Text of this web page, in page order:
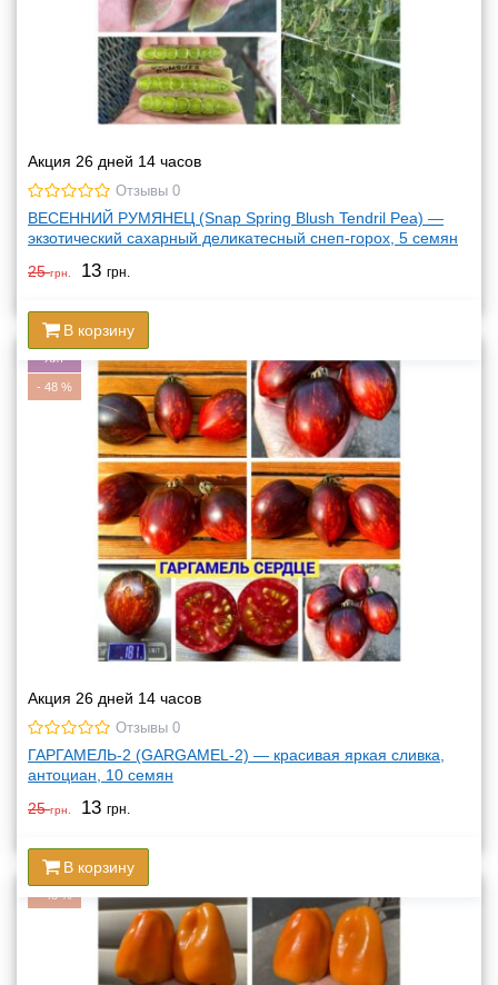
Акция 26 дней 14 часов
Отзывы 0
ВЕСЕННИЙ РУМЯНЕЦ (Snap Spring Blush Tendril Pea) —
экзотический сахарный деликатесный снеп-горох, 5 семян
25грн. 13 грн.
В корзину
Хит
-48%
Акция 26 дней 14 часов
Отзывы 0
ГАРГАМЕЛЬ-2 (GARGAMEL-2) — красивая яркая сливка,
антоциан, 10 семян
25грн. 13 грн.
В корзину
-48%